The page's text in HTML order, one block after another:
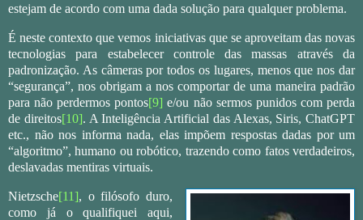
estejam de acordo com uma dada solução para qualquer problema.
É neste contexto que vemos iniciativas que se aproveitam das novas
tecnologias para estabelecer controle das massas através da
padronização. As câmeras por todos os lugares, menos que nos dar
“segurança”, nos obrigam a nos comportar de uma maneira padrão
para não perdermos pontos[9] e/ou não sermos punidos com perda
de direitos[10]. A Inteligência Artificial das Alexas, Siris, ChatGPT
etc., não nos informa nada, elas impõem respostas dadas por um
“algoritmo”, humano ou robótico, trazendo como fatos verdadeiros,
deslavadas mentiras virtuais.
Nietzsche[11], o filósofo duro,
como já o qualifiquei aqui,